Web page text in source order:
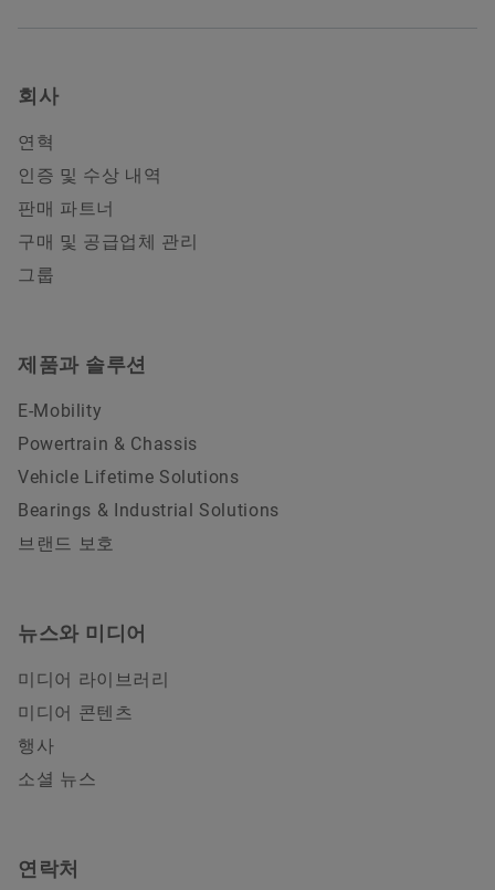
회사
연혁
인증 및 수상 내역
판매 파트너
구매 및 공급업체 관리
그룹
제품과 솔루션
E-Mobility
Powertrain & Chassis
Vehicle Lifetime Solutions
Bearings & Industrial Solutions
브랜드 보호
뉴스와 미디어
미디어 라이브러리
미디어 콘텐츠
행사
소셜 뉴스
연락처